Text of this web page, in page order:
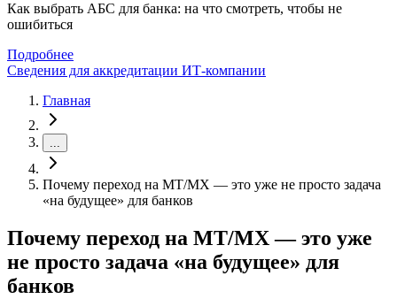
Как выбрать АБС для банка: на что смотреть, чтобы не
ошибиться
Подробнее
Сведения для аккредитации ИТ-компании
Главная
...
Почему переход на MT/MX — это уже не просто задача
«на будущее» для банков
Почему переход на MT/MX — это уже
не просто задача «на будущее» для
банков